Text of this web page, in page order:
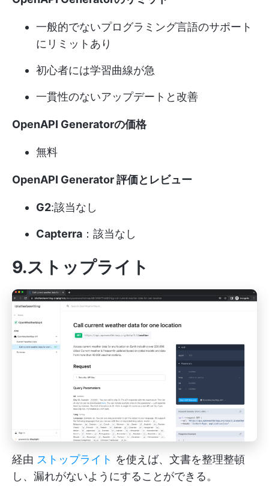
一般的でないプログラミング言語のサポート
にリミットあり
初心者には学習曲線が急
一貫性のないアップデートと改善
OpenAPI Generatorの価格
無料
OpenAPI Generator 評価とレビュー
G2:該当なし
Capterra ：該当なし
9.ストップライト
経由 ストップライト を使えば、文書を整理整頓
し、漏れがないようにすることができる。